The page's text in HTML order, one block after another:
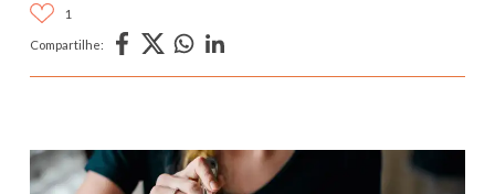
1
Compartilhe: